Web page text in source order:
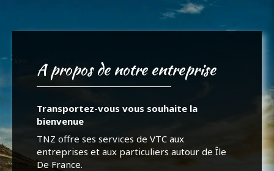
A propos de notre entreprise
Transportez-vous vous souhaite la
bienvenue
TNZ offre ses services de VTC aux
entreprises et aux particuliers autour de Île
De France.